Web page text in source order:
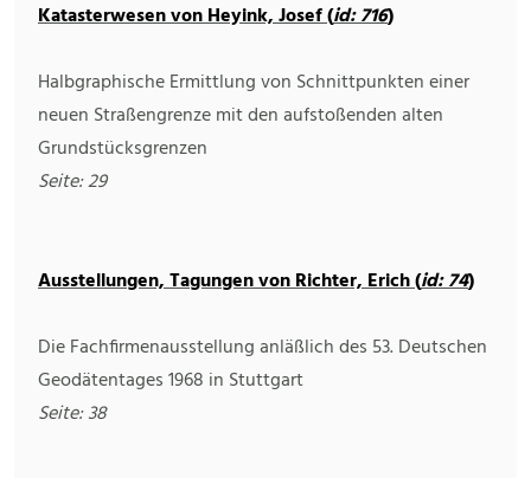
Katasterwesen von Heyink, Josef (id: 716)
Halbgraphische Ermittlung von Schnittpunkten einer
neuen Straßengrenze mit den aufstoßenden alten
Grundstücksgrenzen
Seite: 29
Ausstellungen, Tagungen von Richter, Erich (id: 74)
Die Fachfirmenausstellung anläßlich des 53. Deutschen
Geodätentages 1968 in Stuttgart
Seite: 38